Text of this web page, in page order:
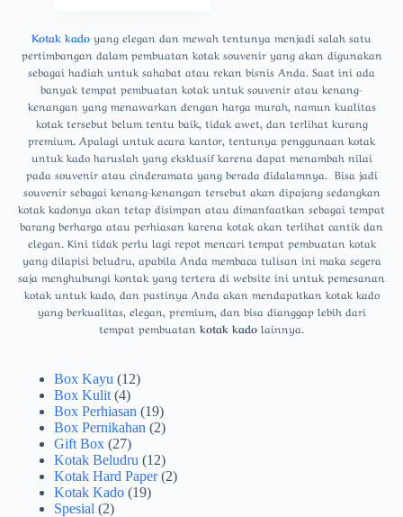
Box Kayu (12)
Box Kulit (4)
Box Perhiasan (19)
Box Pernikahan (2)
Gift Box (27)
Kotak Beludru (12)
Kotak Hard Paper (2)
Kotak Kado (19)
Spesial (2)
Kotak kado yang elegan dan mewah tentunya menjadi salah satu
pertimbangan dalam pembuatan kotak souvenir yang akan digunakan
sebagai hadiah untuk sahabat atau rekan bisnis Anda. Saat ini ada
banyak tempat pembuatan kotak untuk souvenir atau kenang-
kenangan yang menawarkan dengan harga murah, namun kualitas
kotak tersebut belum tentu baik, tidak awet, dan terlihat kurang
premium. Apalagi untuk acara kantor, tentunya penggunaan kotak
untuk kado haruslah yang eksklusif karena dapat menambah nilai
pada souvenir atau cinderamata yang berada didalamnya. Bisa jadi
souvenir sebagai kenang-kenangan tersebut akan dipajang sedangkan
kotak kadonya akan tetap disimpan atau dimanfaatkan sebagai tempat
barang berharga atau perhiasan karena kotak akan terlihat cantik dan
elegan. Kini tidak perlu lagi repot mencari tempat pembuatan kotak
yang dilapisi beludru, apabila Anda membaca tulisan ini maka segera
saja menghubungi kontak yang tertera di website ini untuk pemesanan
kotak untuk kado, dan pastinya Anda akan mendapatkan kotak kado
yang berkualitas, elegan, premium, dan bisa dianggap lebih dari
tempat pembuatan kotak kado lainnya.